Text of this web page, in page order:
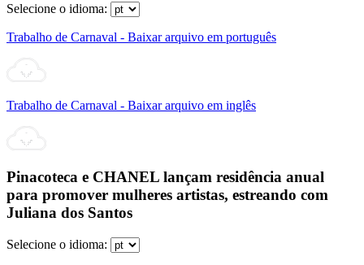
Selecione o idioma:
Trabalho de Carnaval - Baixar arquivo em português
Trabalho de Carnaval - Baixar arquivo em inglês
Pinacoteca e CHANEL lançam residência anual
para promover mulheres artistas, estreando com
Juliana dos Santos
Selecione o idioma: